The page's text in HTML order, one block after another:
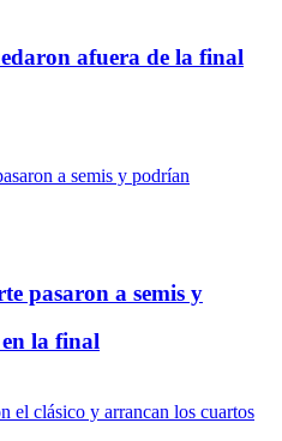
afuera de la final
pasaron a semis y
la final